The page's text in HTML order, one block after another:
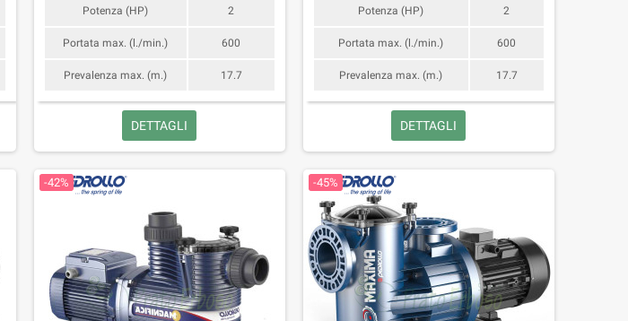
Calendario verde di aprile 2026
agronomi ad aprile 2026.
Potenza (HP) 2
Portata max. (l./min.) 600
Prevalenza max. (m.) 17.7
DETTAGLI
Potenza (HP) 2
Portata max. (l./min.) 600
Prevalenza max. (m.) 17.7
DETTAGLI
-42% -45%